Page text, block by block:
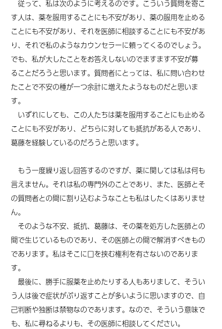
従って、私は次のように考えるのです。こういう質問を寄こ
す人は、薬を服用することにも不安があり、薬の服用を止める
ことにも不安があり、それを医師に相談することにも不安があ
り、それで私のようなカウンセラーに頼ってくるのでしょう。
でも、私が大したことをお答えしないのでますます不安が募
ることだろうと思います。質問者にとっては、私に問い合わせ
たことで不安の種が一つ余計に増えたようなものだと思いま
す。
いずれにしても、この人たちは薬を服用することにも止める
ことにも不安があり、どちらに対しても抵抗がある人であり、
葛藤を経験しているのだろうと思います。
もう一度繰り返し回答するのですが、薬に関しては私は何も
言えません。それは私の専門外のことであり、また、医師とそ
の質問者との間に割り込むようなことも私はしたくはありませ
ん。
そのような不安、抵抗、葛藤は、その薬を処方した医師との
間で生じているものであり、その医師との間で解消すべきもの
であります。私はそこに口を挟む権利を有さないのでありま
す。
最後に、勝手に服薬を止めたりする人もありまして、そうい
う人は後で症状がぶり返すことが多いように思いますので、自
己判断や独断は禁物なのであります。なので、そういう意味で
も、私に尋ねるよりも、その医師に相談してください。